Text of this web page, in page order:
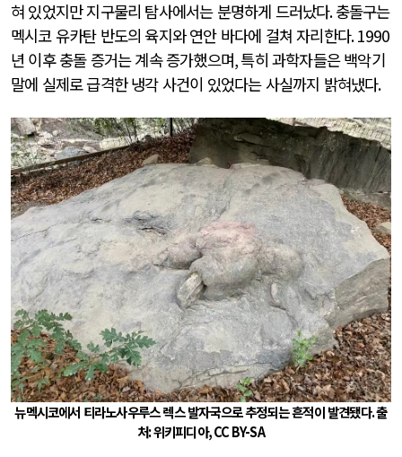
혀 있었지만 지구물리 탐사에서는 분명하게 드러났다.충돌구는
멕시코 유카탄 반도의 육지와 연안 바다에 걸쳐 자리한다. 1990
년 이후 충돌 증거는 계속 증가했으며,특히 과학자들은 백악기
말에 실제로 급격한 냉각 사건이 있었다는 사실까지 밝혀냈다.
뉴멕시코에서 티라노사우루스 렉스 발자국으로 추정되는 흔적이 발견됐다.출
처:위키피디아, CC BY-SA